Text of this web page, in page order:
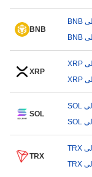
BNB
XRP
SOL
TRX